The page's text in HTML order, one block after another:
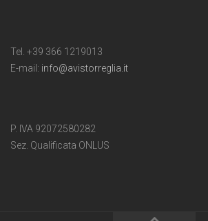
Tel. +39 366 1219013
E-mail: info@avistorreglia.it
P. IVA 92072580282
Sez. Qualificata ONLUS